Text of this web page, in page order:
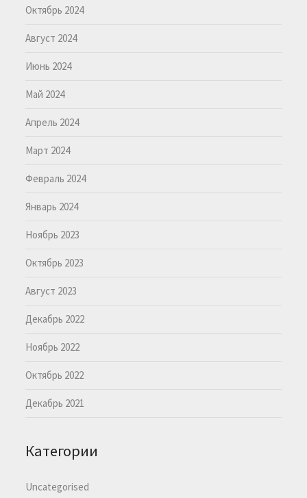
Октябрь 2024
Август 2024
Июнь 2024
Май 2024
Апрель 2024
Март 2024
Февраль 2024
Январь 2024
Ноябрь 2023
Октябрь 2023
Август 2023
Декабрь 2022
Ноябрь 2022
Октябрь 2022
Декабрь 2021
Категории
Uncategorised